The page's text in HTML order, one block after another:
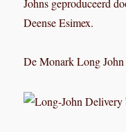
Johns geproduceerd
Deense Esimex.
De Monark Long